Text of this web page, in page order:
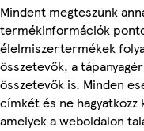
Mindent megteszünk
termékinformációk
élelmiszertermékek
összetevők, a
összetevők is. Minden
címkét és ne
amelyek a weboldalon